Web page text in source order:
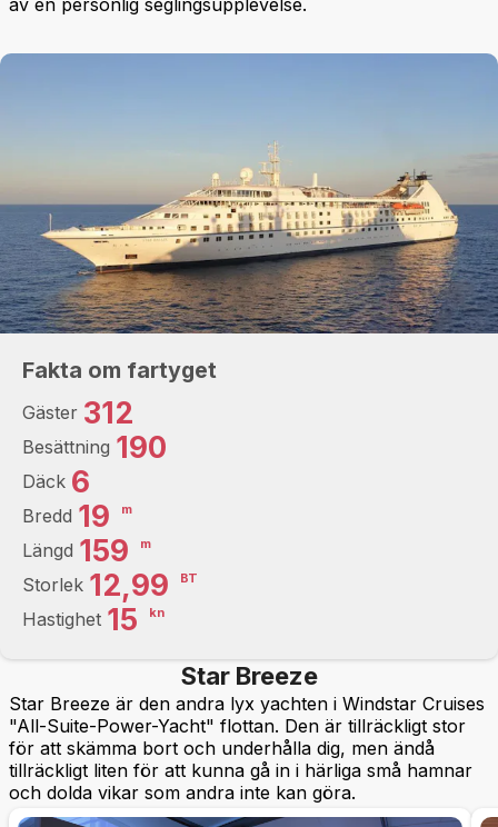
av en personlig seglingsupplevelse.
Fakta om fartyget
Gäster 312
Besättning 190
Däck 6
Bredd 19 m
Längd 159 m
Storlek 12,99 BT
Hastighet 15 kn
Star Breeze
Star Breeze är den andra lyx yachten i Windstar Cruises
"All-Suite-Power-Yacht" flottan. Den är tillräckligt stor
för att skämma bort och underhålla dig, men ändå
tillräckligt liten för att kunna gå in i härliga små hamnar
och dolda vikar som andra inte kan göra.